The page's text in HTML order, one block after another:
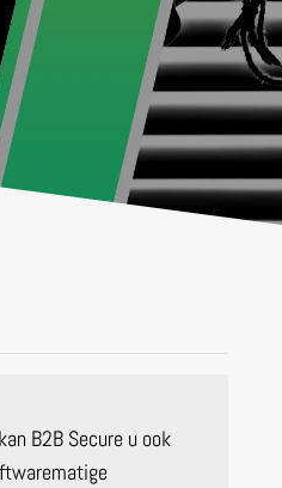
B2B Secure u ook